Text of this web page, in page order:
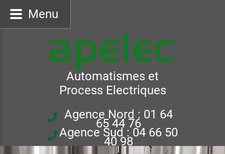
Automatismes et
Process Electriques
Agence Nord : 01 64
65 44 76
Agence Sud : 04 66 50
40 98
Menu